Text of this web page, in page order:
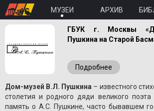
МУЗЕИ АРХИВ
ГБУК г. Москвы
Пушкина на Старой
Подробнее
Дом-музей В.Л. Пушкина – известного
столетия и родного дяди великого
память о A.С. Пушкине, часто бывавшем